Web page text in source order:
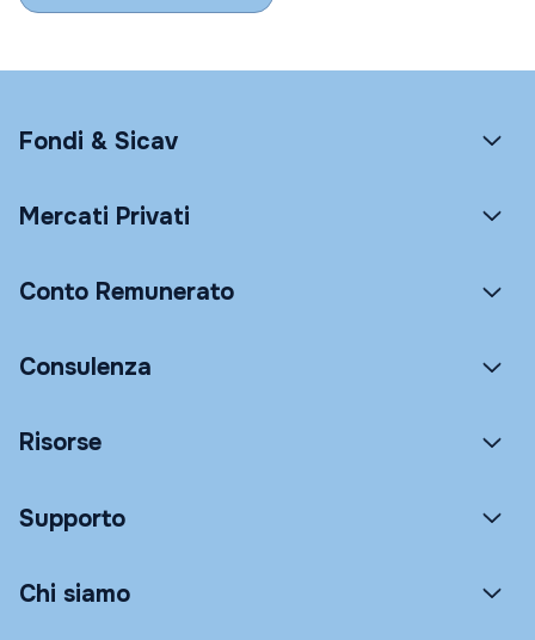
Fondi & Sicav
Mercati Privati
Conto Remunerato
Consulenza
Risorse
Supporto
Chi siamo